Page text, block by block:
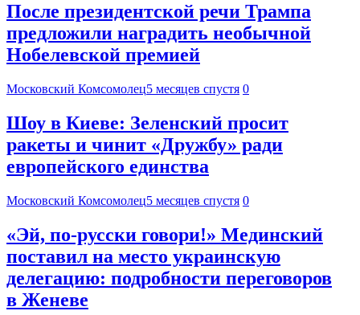
После президентской речи Трампа
предложили наградить необычной
Нобелевской премией
Московский Комсомолец5 месяцев спустя 0
Шоу в Киеве: Зеленский просит
ракеты и чинит «Дружбу» ради
европейского единства
Московский Комсомолец5 месяцев спустя 0
«Эй, по-русски говори!» Мединский
поставил на место украинскую
делегацию: подробности переговоров
в Женеве